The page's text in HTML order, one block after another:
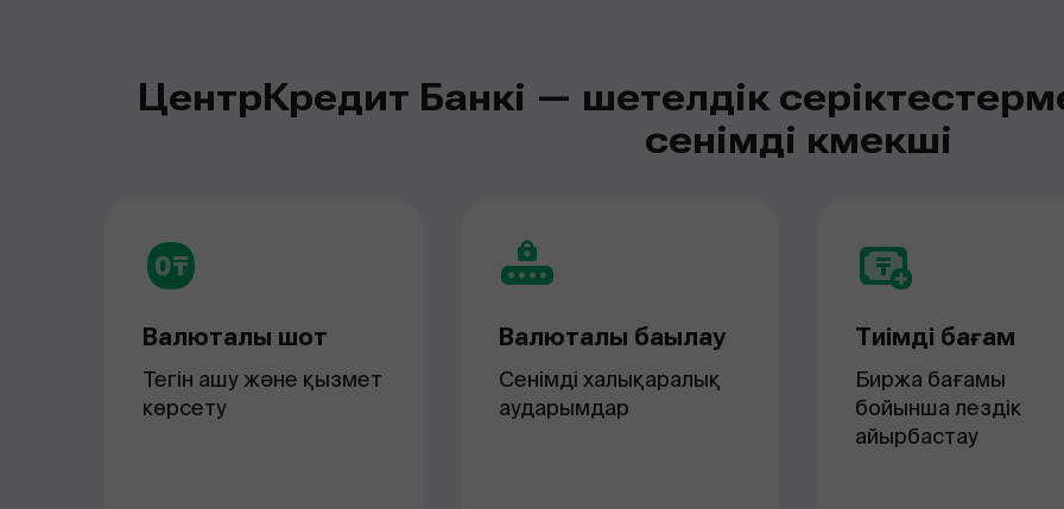
ЦентрКредит Банкі — шетелдік
сенімді көмекші
Валюталық шот
Тегін ашу және қызмет
көрсету
Валюталық бақылау
Сенімді халықаралық
аударымдар
Тиімді бағам
Биржа бағамы
бойынша лездік
айырбастау